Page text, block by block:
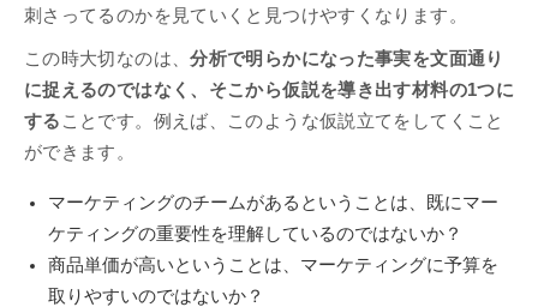
刺さってるのかを見ていくと見つけやすくなります。
この時大切なのは、分析で明らかになった事実を文面通り
に捉えるのではなく、そこから仮説を導き出す材料の1つに
する ことです。例えば、このような仮説立てをしてくこと
ができます。
マーケティングのチームがあるということは、既にマー
ケティングの重要性を理解しているのではないか？
商品単価が高いということは、マーケティングに予算を
取りやすいのではないか？